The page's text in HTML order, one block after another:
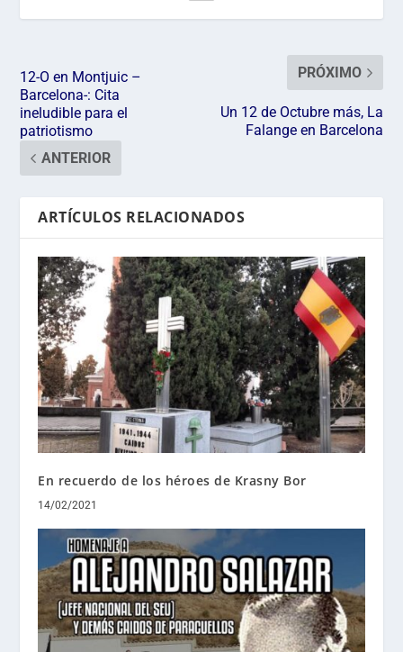
12-O en Montjuic –
Barcelona-: Cita
ineludible para el
patriotismo
ANTERIOR
PRÓXIMO
Un 12 de Octubre más, La
Falange en Barcelona
ARTÍCULOS RELACIONADOS
En recuerdo de los héroes de Krasny Bor
14/02/2021